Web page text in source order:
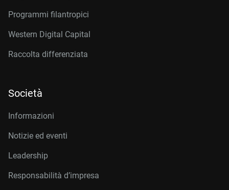
Programmi filantropici
Western Digital Capital
Raccolta differenziata
Società
Informazioni
Notizie ed eventi
Leadership
Responsabilità d’impresa